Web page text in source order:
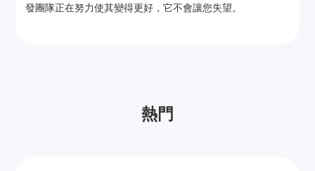
發團隊正在努力使其變得更好，它不會讓您失望。
熱門